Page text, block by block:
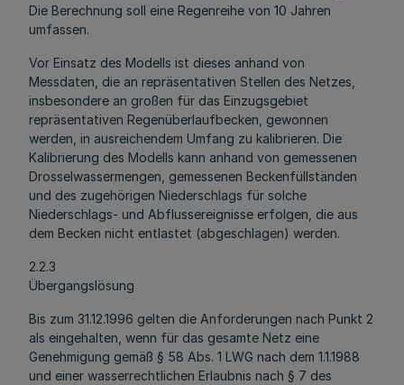
Die Berechnung soll eine Regenreihe von 10 Jahren
umfassen.
Vor Einsatz des Modells ist dieses anhand von
Messdaten, die an repräsentativen Stellen des Netzes,
insbesondere an großen für das Einzugsgebiet
repräsentativen Regenüberlaufbecken, gewonnen
werden, in ausreichendem Umfang zu kalibrieren. Die
Kalibrierung des Modells kann anhand von gemessenen
Drosselwassermengen, gemessenen Beckenfüllständen
und des zugehörigen Niederschlags für solche
Niederschlags- und Abflussereignisse erfolgen, die aus
dem Becken nicht entlastet (abgeschlagen) werden.
2.2.3
Übergangslösung
Bis zum 31.12.1996 gelten die Anforderungen nach Punkt 2
als eingehalten, wenn für das gesamte Netz eine
Genehmigung gemäß § 58 Abs. 1 LWG nach dem 1.1.1988
und einer wasserrechtlichen Erlaubnis nach § 7 des